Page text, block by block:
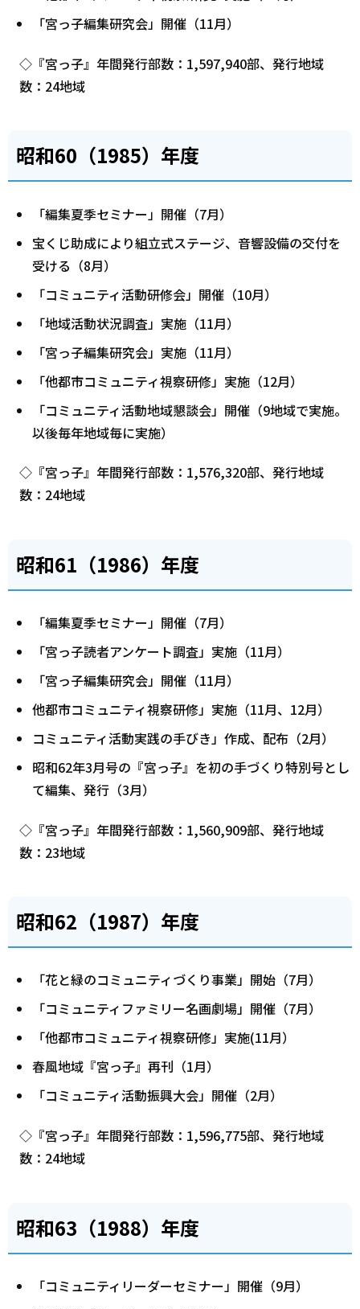
「宮っ子編集研究会」開催（11月）
◇『宮っ子』年間発行部数：1,597,940部、発行地域
数：24地域
昭和60（1985）年度
「編集夏季セミナー」開催（7月）
宝くじ助成により組立式ステージ、音響設備の交付を
受ける（8月）
「コミュニティ活動研修会」開催（10月）
「地域活動状況調査」実施（11月）
「宮っ子編集研究会」実施（11月）
「他都市コミュニティ視察研修」実施（12月）
「コミュニティ活動地域懇談会」開催（9地域で実施。
以後毎年地域毎に実施）
◇『宮っ子』年間発行部数：1,576,320部、発行地域
数：24地域
昭和61（1986）年度
「編集夏季セミナー」開催（7月）
「宮っ子読者アンケート調査」実施（11月）
「宮っ子編集研究会」開催（11月）
他都市コミュニティ視察研修」実施（11月、12月）
コミュニティ活動実践の手びき」作成、配布（2月）
昭和62年3月号の『宮っ子』を初の手づくり特別号とし
て編集、発行（3月）
◇『宮っ子』年間発行部数：1,560,909部、発行地域
数：23地域
昭和62（1987）年度
「花と緑のコミュニティづくり事業」開始（7月）
「コミュニティファミリー名画劇場」開催（7月）
「他都市コミュニティ視察研修」実施(11月）
春風地域『宮っ子』再刊（1月）
「コミュニティ活動振興大会」開催（2月）
◇『宮っ子』年間発行部数：1,596,775部、発行地域
数：24地域
昭和63（1988）年度
「コミュニティリーダーセミナー」開催（9月）